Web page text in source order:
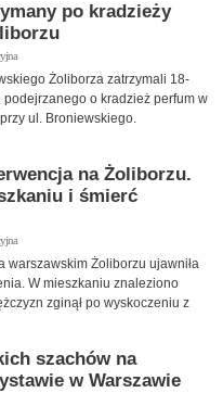
po kradzieży
Żoliborza zatrzymali 18-
o kradzież perfum w
ul. Broniewskiego.
na Żoliborzu.
i śmierć
warszawskim Żoliborzu ujawniła
W mieszkaniu znaleziono
zginął po wyskoczeniu z
szachów na
w Warszawie